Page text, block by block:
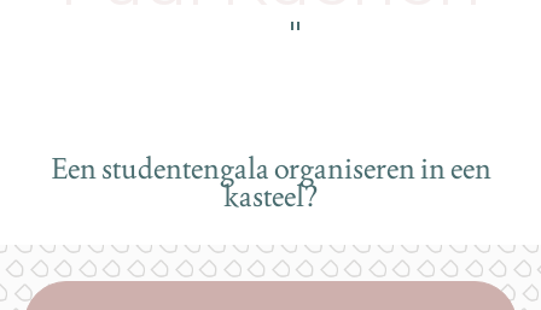
Een studentengala organiseren in een
kasteel?